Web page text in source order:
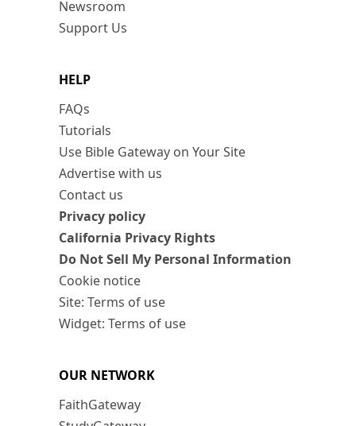
Newsroom
Support Us
HELP
FAQs
Tutorials
Use Bible Gateway on Your Site
Advertise with us
Contact us
Privacy policy
California Privacy Rights
Do Not Sell My Personal Information
Cookie notice
Site: Terms of use
Widget: Terms of use
OUR NETWORK
FaithGateway